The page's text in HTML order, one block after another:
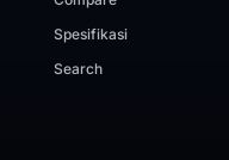
Spesifikasi
Search